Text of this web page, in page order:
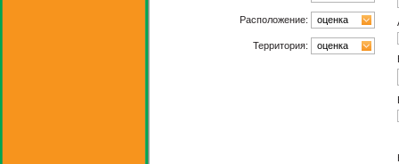
Расположение: оценка
Территория: оценка